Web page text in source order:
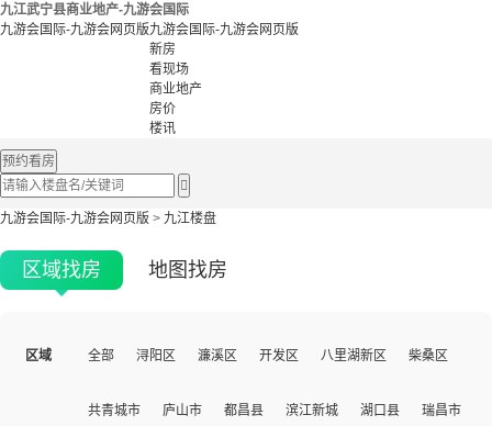
九江武宁县商业地产-九游会国际
九游会国际-九游会网页版九游会国际-九游会网页版
新房
看现场
商业地产
房价
楼讯
预约看房

九游会国际-九游会网页版 > 九江楼盘
区域找房 地图找房
区域 全部 浔阳区 濂溪区 开发区 八里湖新区 柴桑区
共青城市 庐山市 都昌县 滨江新城 湖口县 瑞昌市